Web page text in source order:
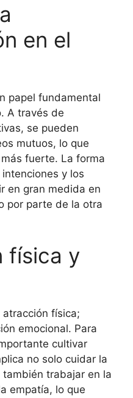
en el
papel fundamental
A través de
se pueden
mutuos, lo que
fuerte. La forma
y los
en gran medida en
por parte de la otra
física y
física;
emocional. Para
cultivar
no solo cuidar la
trabajar en la
empatía, lo que